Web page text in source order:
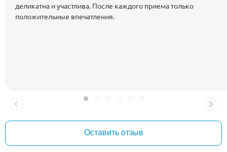
деликатна и участлива. После каждого приема только
положительные впечатления.
Оставить отзыв